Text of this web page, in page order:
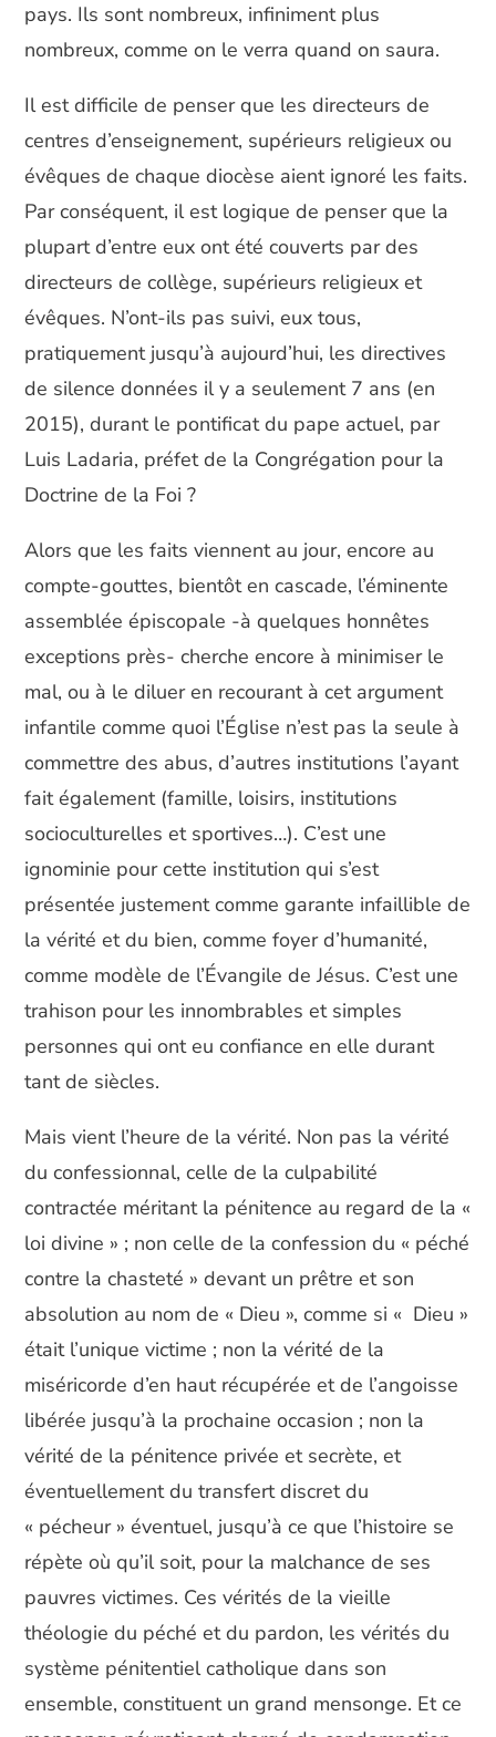
pays. Ils sont nombreux, infiniment plus
nombreux, comme on le verra quand on saura.
Il est difficile de penser que les directeurs de
centres d’enseignement, supérieurs religieux ou
évêques de chaque diocèse aient ignoré les faits.
Par conséquent, il est logique de penser que la
plupart d’entre eux ont été couverts par des
directeurs de collège, supérieurs religieux et
évêques. N’ont-ils pas suivi, eux tous,
pratiquement jusqu’à aujourd’hui, les directives
de silence données il y a seulement 7 ans (en
2015), durant le pontificat du pape actuel, par
Luis Ladaria, préfet de la Congrégation pour la
Doctrine de la Foi ?
Alors que les faits viennent au jour, encore au
compte-gouttes, bientôt en cascade, l’éminente
assemblée épiscopale -à quelques honnêtes
exceptions près- cherche encore à minimiser le
mal, ou à le diluer en recourant à cet argument
infantile comme quoi l’Église n’est pas la seule à
commettre des abus, d’autres institutions l’ayant
fait également (famille, loisirs, institutions
socioculturelles et sportives…). C’est une
ignominie pour cette institution qui s’est
présentée justement comme garante infaillible de
la vérité et du bien, comme foyer d’humanité,
comme modèle de l’Évangile de Jésus. C’est une
trahison pour les innombrables et simples
personnes qui ont eu confiance en elle durant
tant de siècles.
Mais vient l’heure de la vérité. Non pas la vérité
du confessionnal, celle de la culpabilité
contractée méritant la pénitence au regard de la «
loi divine » ; non celle de la confession du « péché
contre la chasteté » devant un prêtre et son
absolution au nom de « Dieu », comme si « Dieu »
était l’unique victime ; non la vérité de la
miséricorde d’en haut récupérée et de l’angoisse
libérée jusqu’à la prochaine occasion ; non la
vérité de la pénitence privée et secrète, et
éventuellement du transfert discret du
« pécheur » éventuel, jusqu’à ce que l’histoire se
répète où qu’il soit, pour la malchance de ses
pauvres victimes. Ces vérités de la vieille
théologie du péché et du pardon, les vérités du
système pénitentiel catholique dans son
ensemble, constituent un grand mensonge. Et ce